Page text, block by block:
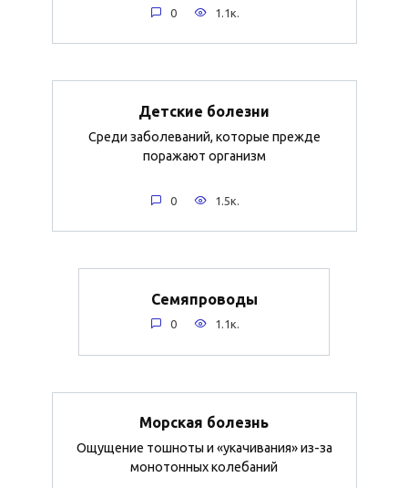
0 1.1к.
Детские болезни
Среди заболеваний, которые прежде
поражают организм
0 1.5к.
Семяпроводы
0 1.1к.
Морская болезнь
Ощущение тошноты и «укачивания» из-за
монотонных колебаний